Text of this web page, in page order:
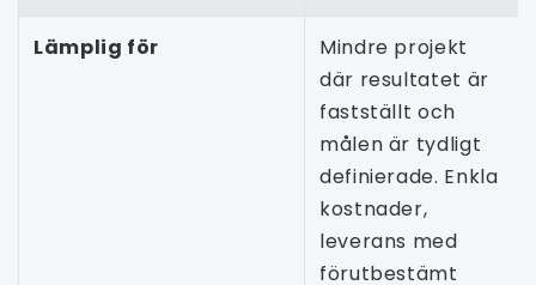
Lämplig för
Mindre projekt
där resultatet är
fastställt och
målen är tydligt
definierade. Enkla
kostnader,
leverans med
förutbestämt